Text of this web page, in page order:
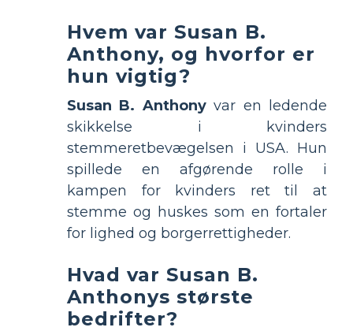
Hvem var Susan B.
Anthony, og hvorfor er
hun vigtig?
Susan B. Anthonyvar en ledende
skikkelse i kvinders
stemmeretbevægelsen i USA. Hun
spillede en afgørende rolle i
kampen for kvinders ret til at
stemme og huskes som en fortaler
for lighed og borgerrettigheder.
Hvad var Susan B.
Anthonys største
bedrifter?